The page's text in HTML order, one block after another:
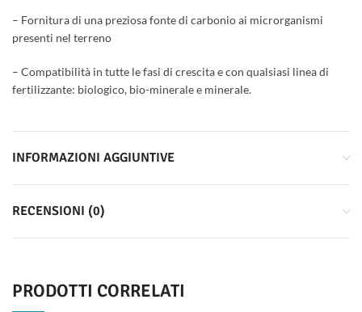
– Fornitura di una preziosa fonte di carbonio ai microrganismi
presenti nel terreno
– Compatibilità in tutte le fasi di crescita e con qualsiasi linea di
fertilizzante: biologico, bio-minerale e minerale.
INFORMAZIONI AGGIUNTIVE
RECENSIONI (0)
PRODOTTI CORRELATI